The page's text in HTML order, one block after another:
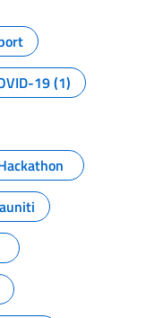
pagina
19 (1)